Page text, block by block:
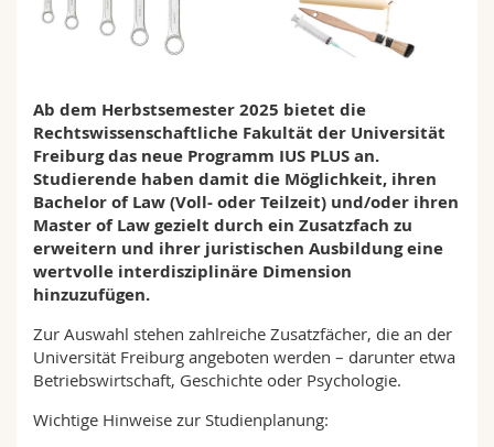
Math.-Nat. und Med. Fak.
Mitarbeitende
Webmail
MyUnifr
Ab dem Herbstsemester 2025 bietet die
Rechtswissenschaftliche Fakultät der Universität
Freiburg das neue Programm IUS PLUS an.
Studierende haben damit die Möglichkeit, ihren
Bachelor of Law (Voll- oder Teilzeit) und/oder ihren
Master of Law gezielt durch ein Zusatzfach zu
erweitern und ihrer juristischen Ausbildung eine
wertvolle interdisziplinäre Dimension
hinzuzufügen.
Zur Auswahl stehen zahlreiche Zusatzfächer, die an der
Universität Freiburg angeboten werden – darunter etwa
Betriebswirtschaft, Geschichte oder Psychologie.
Wichtige Hinweise zur Studienplanung: